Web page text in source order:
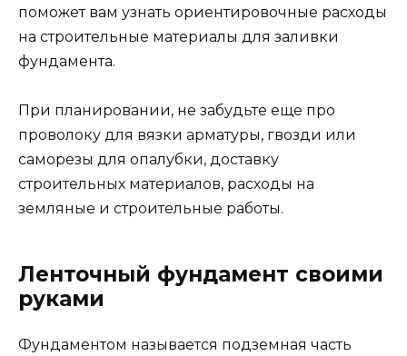
поможет вам узнать ориентировочные расходы
на строительные материалы для заливки
фундамента.
При планировании, не забудьте еще про
проволоку для вязки арматуры, гвозди или
саморезы для опалубки, доставку
строительных материалов, расходы на
земляные и строительные работы.
Ленточный фундамент своими
руками
Фундаментом называется подземная часть